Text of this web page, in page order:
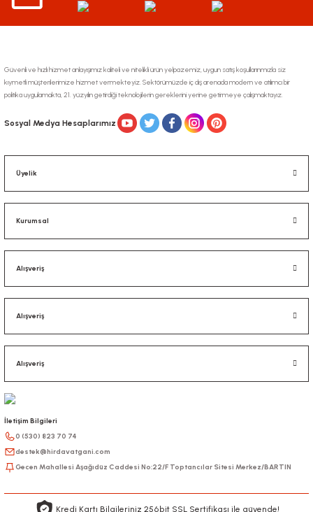
Güvenli ve hızlı hizmet anlayışımız kaliteli ve nitelikli ürün yelpazemiz, uygun satış koşullarınmızla siz
kıymetli müşterilerimize hizmet vermekteyiz. Sektörümüzde iç dış arenada modern ve atılımcı bir
politika uygulamakta, 21. yüzyılın getirdiği teknolojilerin gereklerini yerine getirmeye çalışmaktayız.
Sosyal Medya Hesaplarımız
Üyelik
Kurumsal
Alışveriş
Alışveriş
Alışveriş
İletişim Bilgileri
0 (530) 823 70 74
destek@hirdavatgani.com
Gecen Mahallesi Aşağıdüz Caddesi No:22/F Toptancılar Sitesi Merkez/BARTIN
Kredi Kartı Bilgileriniz 256bit SSL Sertifikası ile güvende!